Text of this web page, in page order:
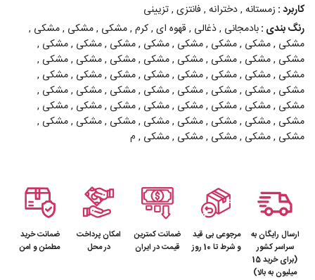
کاربرد : زمستانه , دخترانه , فانتزی , تزیینی
رنگ بندی :بادمجانی , ذغالی , قهوه ای , کرم , مشکی , مشکی , مشکی ,
مشکی , مشکی , مشکی , مشکی , مشکی , مشکی , مشکی , مشکی ,
مشکی , مشکی , مشکی , مشکی , مشکی , مشکی , مشکی , مشکی ,
مشکی , مشکی , مشکی , مشکی , مشکی , مشکی , مشکی , مشکی ,
مشکی , مشکی , مشکی , مشکی , مشکی , مشکی , مشکی , مشکی ,
مشکی , مشکی , مشکی , مشکی , مشکی , مشکی , مشکی , مشکی ,
مشکی , مشکی , مشکی , مشکی , مشکی , مشکی , مشکی , مشکی ,
مشکی , مشکی , مشکی , مشکی , مشکی , م
ارسال رایگان به
سراسر کشور
(برای خرید 15
میلیون به بالا)
مرجوعی بی قید
و شرط تا 10 روز
ضمانت کمترین
قیمت در ایران
امکان پرداخت
در محل
ضمانت خرید
مطمئن و امن